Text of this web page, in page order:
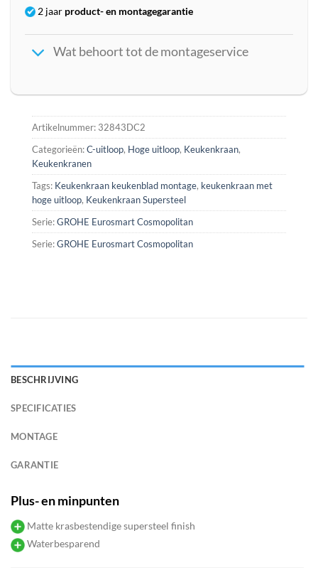
2 jaar product- en montagegarantie
Wat behoort tot de montageservice
Artikelnummer: 32843DC2
Categorieën:C-uitloop, Hoge uitloop, Keukenkraan,
Keukenkranen
Tags: Keukenkraan keukenblad montage, keukenkraan met
hoge uitloop, Keukenkraan Supersteel
Serie:GROHE Eurosmart Cosmopolitan
Serie:GROHE Eurosmart Cosmopolitan
BESCHRIJVING
SPECIFICATIES
MONTAGE
GARANTIE
Plus- en minpunten
Matte krasbestendige supersteel finish
Waterbesparend